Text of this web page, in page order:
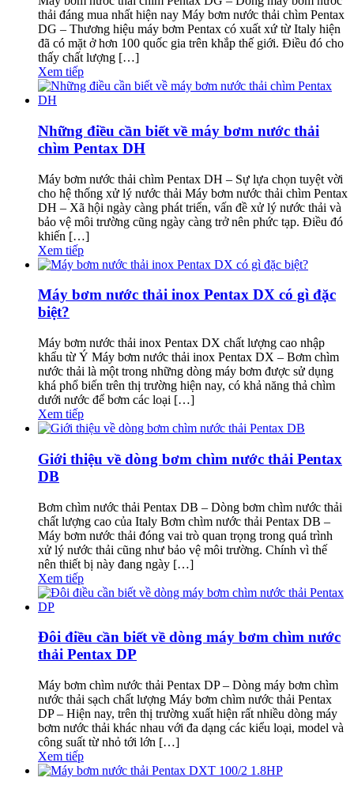
thải đáng mua nhất hiện nay Máy bơm nước thải chìm Pentax
DG – Thương hiệu máy bơm Pentax có xuất xứ từ Italy hiện
đã có mặt ở hơn 100 quốc gia trên khắp thế giới. Điều đó cho
thấy chất lượng […]
Xem tiếp
Những điều cần biết về máy bơm nước thải
chìm Pentax DH
Máy bơm nước thải chìm Pentax DH – Sự lựa chọn tuyệt vời
cho hệ thống xử lý nước thải Máy bơm nước thải chìm Pentax
DH – Xã hội ngày càng phát triển, vấn đề xử lý nước thải và
bảo vệ môi trường cũng ngày càng trở nên phức tạp. Điều đó
khiến […]
Xem tiếp
Máy bơm nước thải inox Pentax DX có gì đặc
biệt?
Máy bơm nước thải inox Pentax DX chất lượng cao nhập
khẩu từ Ý Máy bơm nước thải inox Pentax DX – Bơm chìm
nước thải là một trong những dòng máy bơm được sử dụng
khá phổ biến trên thị trường hiện nay, có khả năng thả chìm
dưới nước để bơm các loại […]
Xem tiếp
Giới thiệu về dòng bơm chìm nước thải Pentax
DB
Bơm chìm nước thải Pentax DB – Dòng bơm chìm nước thải
chất lượng cao của Italy Bơm chìm nước thải Pentax DB –
Máy bơm nước thải đóng vai trò quan trọng trong quá trình
xử lý nước thải cũng như bảo vệ môi trường. Chính vì thế
nên thiết bị này đang ngày […]
Xem tiếp
Đôi điều cần biết về dòng máy bơm chìm nước
thải Pentax DP
Máy bơm chìm nước thải Pentax DP – Dòng máy bơm chìm
nước thải sạch chất lượng Máy bơm chìm nước thải Pentax
DP – Hiện nay, trên thị trường xuất hiện rất nhiều dòng máy
bơm nước thải khác nhau với đa dạng các kiểu loại, model và
công suất từ nhỏ tới lớn […]
Xem tiếp